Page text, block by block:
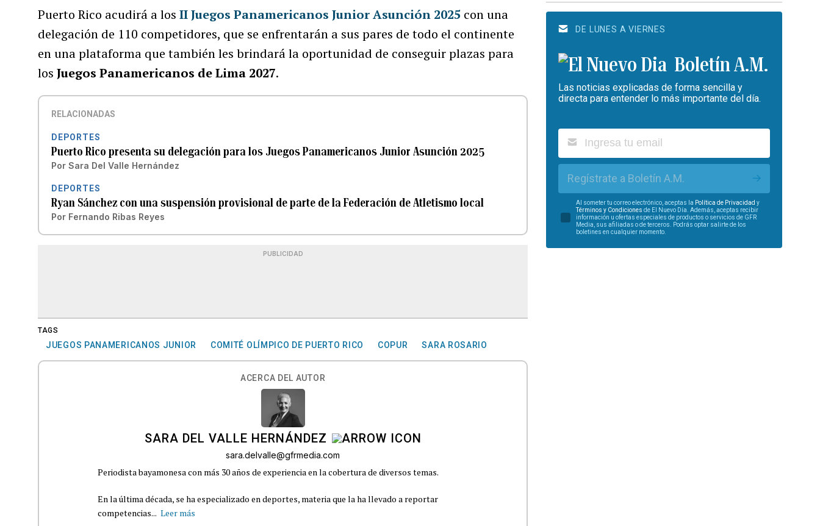
Puerto Rico acudirá a los II Juegos Panamericanos Junior Asunción 2025 con una
delegación de 110 competidores, que se enfrentarán a sus pares de todo el continente
en una plataforma que también les brindará la oportunidad de conseguir plazas para
losJuegos Panamericanos de Lima 2027.
RELACIONADAS
DEPORTES
Puerto Rico presenta su delegación para los Juegos Panamericanos Junior Asunción 2025
Por Sara Del Valle Hernández
DEPORTES
Ryan Sánchez con una suspensión provisional de parte de la Federación de Atletismo local
Por Fernando Ribas Reyes
PUBLICIDAD
TAGS
JUEGOS PANAMERICANOS JUNIOR COMITÉ OLÍMPICO DE PUERTO RICO COPUR SARA ROSARIO
ACERCA DEL AUTOR
SARA DEL VALLE HERNÁNDEZ
sara.delvalle@gfrmedia.com
Periodista bayamonesa con más 30 años de experiencia en la cobertura de diversos temas.
En la última década, se ha especializado en deportes, materia que la ha llevado a reportar
competencias... Leer más
DE LUNES A VIERNES
Boletín A.M.
Las noticias explicadas de forma sencilla y
directa para entender lo más importante del día.
Regístrate a Boletín A.M.
Al someter tu correo electrónico, aceptas la Política de Privacidad y
Términos y Condiciones de El Nuevo Día. Además, aceptas recibir
información u ofertas especiales de productos o servicios de GFR
Media, sus afiliadas o de terceros. Podrás optar salirte de los
boletines en cualquier momento.